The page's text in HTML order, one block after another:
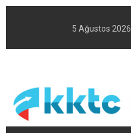
5 Ağustos 2026